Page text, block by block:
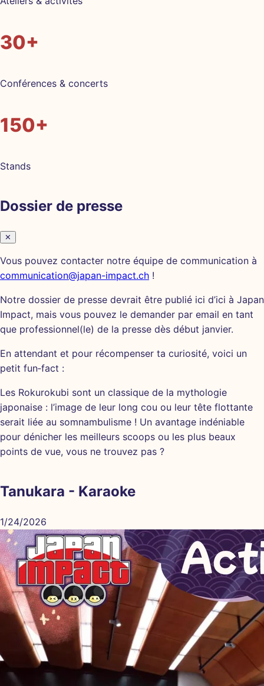
30+
Conférences & concerts
150+
Stands
Dossier de presse
✕
Vous pouvez contacter notre équipe de communication à
communication@japan-impact.ch !
Notre dossier de presse devrait être publié ici d’ici à Japan
Impact, mais vous pouvez le demander par email en tant
que professionnel(le) de la presse dès début janvier.
En attendant et pour récompenser ta curiosité, voici un
petit fun‑fact :
Les Rokurokubi sont un classique de la mythologie
japonaise : l’image de leur long cou ou leur tête flottante
serait liée au somnambulisme ! Un avantage indéniable
pour dénicher les meilleurs scoops ou les plus beaux
points de vue, vous ne trouvez pas ?
Tanukara - Karaoke
1/24/2026